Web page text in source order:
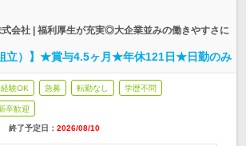
会社 | 福利厚生が充実◎大企業並みの働きやすさに
組立）】★賞与4.5ヶ月★年休121日★日勤のみ
験OK 急募 転勤なし 学歴不問
卒歓迎
終了予定日： 2026/08/10